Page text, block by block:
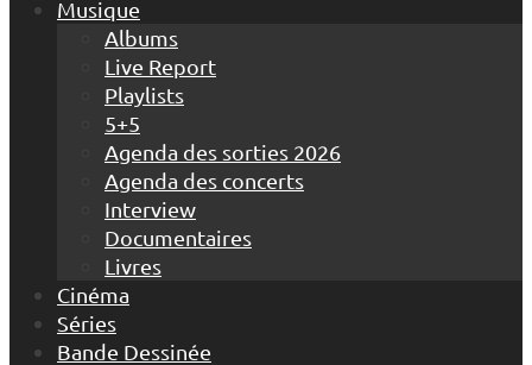
Musique
Albums
Live Report
Playlists
5+5
Agenda des sorties 2026
Agenda des concerts
Interview
Documentaires
Livres
Cinéma
Séries
Bande Dessinée